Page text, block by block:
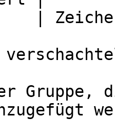
|
Gruppe,